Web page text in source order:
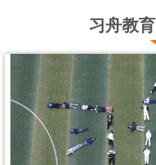
习舟教育